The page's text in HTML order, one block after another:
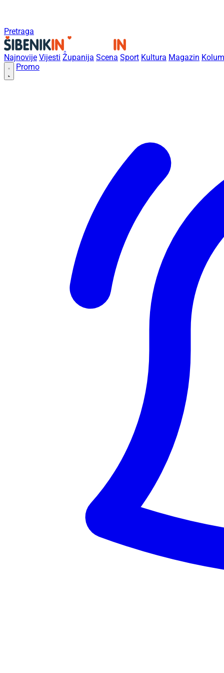
Pretraga
Najnovije Vijesti Županija Scena Sport Kultura Magazin
Promo